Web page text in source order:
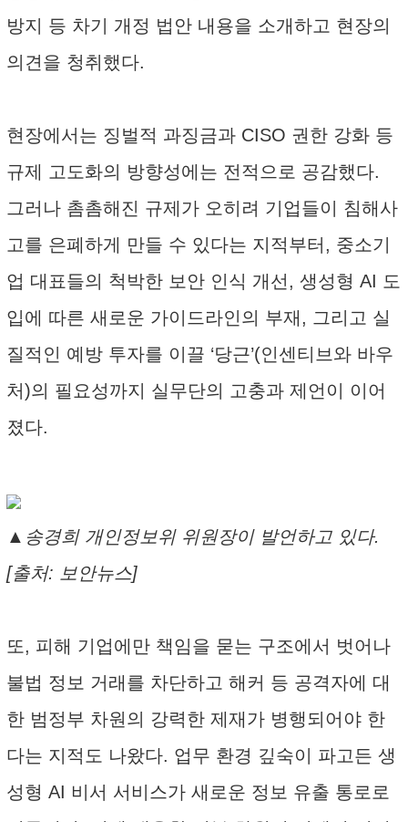
방지 등 차기 개정 법안 내용을 소개하고 현장의
의견을 청취했다.
현장에서는 징벌적 과징금과 CISO 권한 강화 등
규제 고도화의 방향성에는 전적으로 공감했다.
그러나 촘촘해진 규제가 오히려 기업들이 침해사
고를 은폐하게 만들 수 있다는 지적부터, 중소기
업 대표들의 척박한 보안 인식 개선, 생성형 AI 도
입에 따른 새로운 가이드라인의 부재, 그리고 실
질적인 예방 투자를 이끌 ‘당근’(인센티브와 바우
처)의 필요성까지 실무단의 고충과 제언이 이어
졌다.
▲송경희 개인정보위 위원장이 발언하고 있다.
[출처: 보안뉴스]
또, 피해 기업에만 책임을 묻는 구조에서 벗어나
불법 정보 거래를 차단하고 해커 등 공격자에 대
한 범정부 차원의 강력한 제재가 병행되어야 한
다는 지적도 나왔다. 업무 환경 깊숙이 파고든 생
성형 AI 비서 서비스가 새로운 정보 유출 통로로